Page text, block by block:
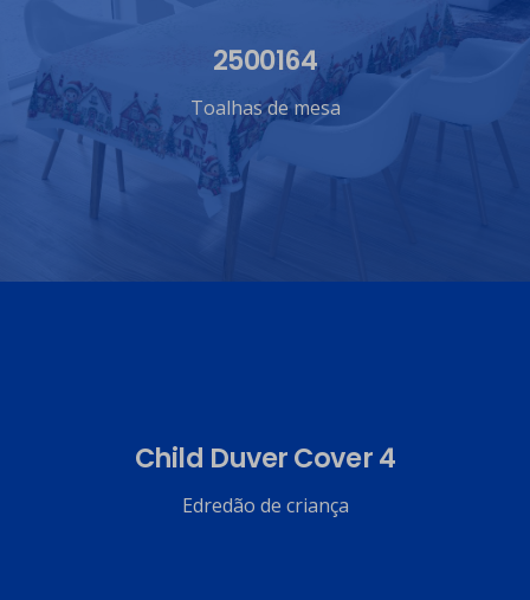
2500164
Toalhas de mesa
Child Duver Cover 4
Edredão de criança